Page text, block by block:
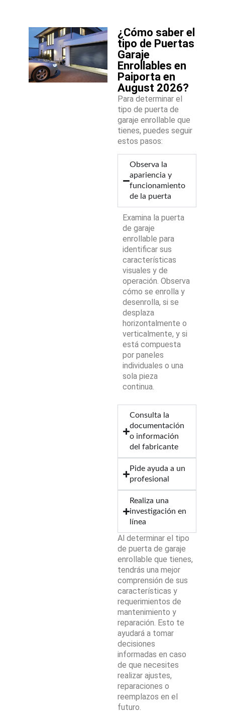
¿Cómo saber el
tipo de Puertas
Garaje
Enrollables en
Paiporta en
August 2026?
Para determinar el
tipo de puerta de
garaje enrollable que
tienes, puedes seguir
estos pasos:
Observa la
apariencia y
funcionamiento
de la puerta
Examina la puerta
de garaje
enrollable para
identificar sus
características
visuales y de
operación. Observa
cómo se enrolla y
desenrolla, si se
desplaza
horizontalmente o
verticalmente, y si
está compuesta
por paneles
individuales o una
sola pieza
continua.
Consulta la
documentación
o información
del fabricante
Pide ayuda a un
profesional
Realiza una
investigación en
línea
Al determinar el tipo
de puerta de garaje
enrollable que tienes,
tendrás una mejor
comprensión de sus
características y
requerimientos de
mantenimiento y
reparación. Esto te
ayudará a tomar
decisiones
informadas en caso
de que necesites
realizar ajustes,
reparaciones o
reemplazos en el
futuro.